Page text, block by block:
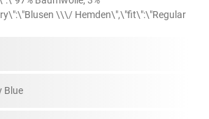
\\\/ Hemden\",\"fit\":\"Regular
Blue